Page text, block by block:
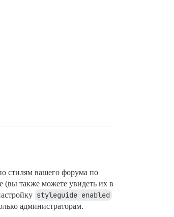
стилям вашего форума по
также можете увидеть их в
styleguide enabled
администраторам.